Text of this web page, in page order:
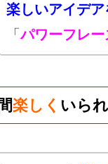
楽しいアイデ
「パワーフレー
楽しく いら